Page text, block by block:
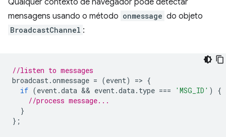
Qualquer contexto de navegador pode detectar
mensagens usando o método onmessage do objeto
BroadcastChannel :
//listen to messages
broadcast.onmessage = (event) => {
if (event.data && event.data. type === 'MSG_ID' )
{
//process message...
}
};